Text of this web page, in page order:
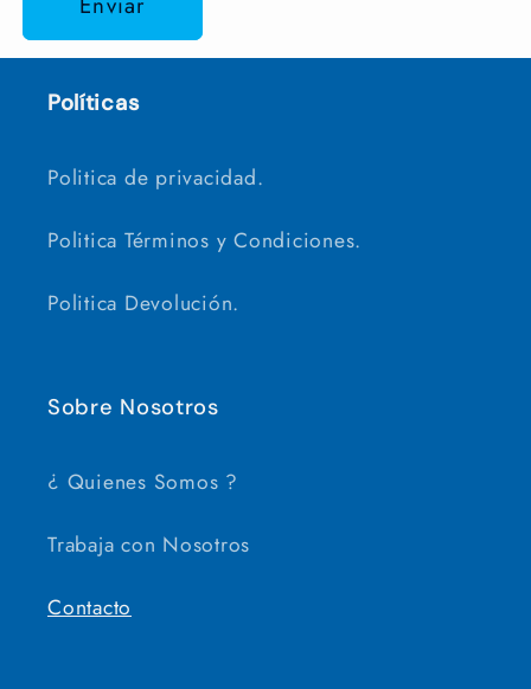
Políticas
Politica de privacidad.
Politica Términos y Condiciones.
Politica Devolución.
Sobre Nosotros
¿ Quienes Somos ?
Trabaja con Nosotros
Contacto